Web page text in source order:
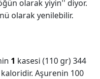
olarak yiyin'' diyor.
olarak yenilebilir.
1 kasesi (110 gr) 344
kaloridir. Aşurenin 100